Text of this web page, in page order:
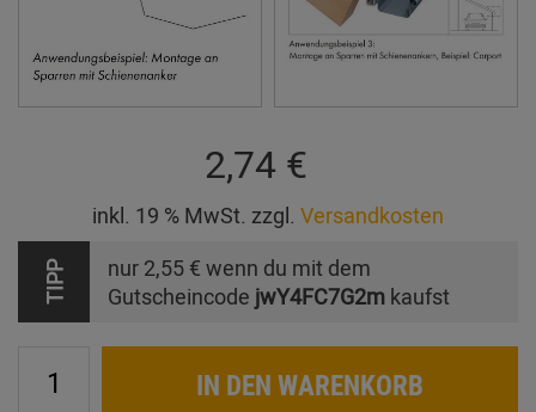
2,74 €
inkl. 19 % MwSt. zzgl. Versandkosten
TIPP nur 2,55 € wenn du mit dem
Gutscheincode jwY4FC7G2m kaufst
IN DEN WARENKORB